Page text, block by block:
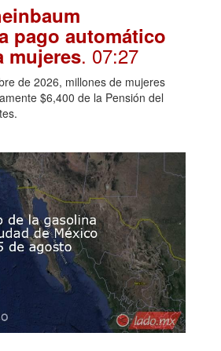
pago automático
mujeres. 07:27
de 2026, millones de mujeres
$6,400 de la Pensión del